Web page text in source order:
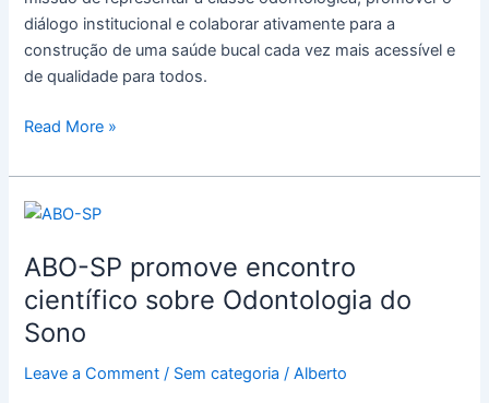
diálogo institucional e colaborar ativamente para a
construção de uma saúde bucal cada vez mais acessível e
de qualidade para todos.
Read More »
ABO-SP promove encontro
científico sobre Odontologia do
Sono
Leave a Comment / Sem categoria /Alberto
ABO-
promove
encontro
científico
sobre
Odontologia